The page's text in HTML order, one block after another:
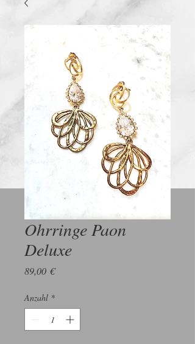
Ohrringe Paon
Deluxe
89,00 €Preis
Anzahl *